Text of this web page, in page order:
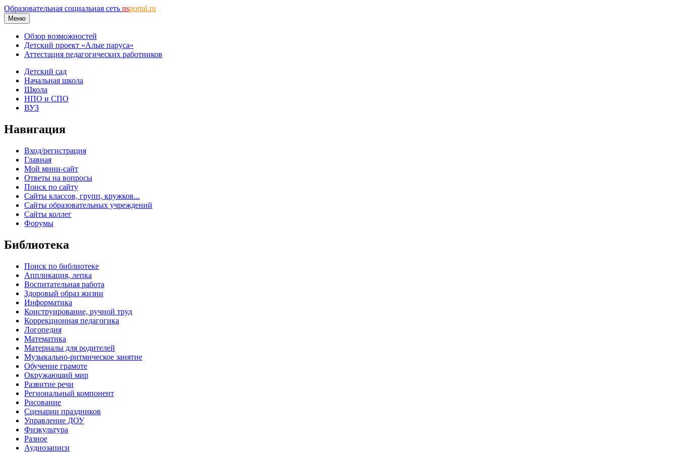
Образовательная социальная сеть nsportal.ru
Меню
Обзор возможностей
Детский проект «Алые паруса»
Аттестация педагогических работников
Детский сад
Начальная школа
Школа
НПО и СПО
ВУЗ
Навигация
Вход/регистрация
Главная
Мой мини-сайт
Ответы на вопросы
Поиск по сайту
Сайты классов, групп, кружков...
Сайты образовательных учреждений
Сайты коллег
Форумы
Библиотека
Поиск по библиотеке
Аппликация, лепка
Воспитательная работа
Здоровый образ жизни
Информатика
Конструирование, ручной труд
Коррекционная педагогика
Логопедия
Математика
Материалы для родителей
Музыкально-ритмическое занятие
Обучение грамоте
Окружающий мир
Развитие речи
Региональный компонент
Рисование
Сценарии праздников
Управление ДОУ
Физкультура
Разное
Аудиозаписи